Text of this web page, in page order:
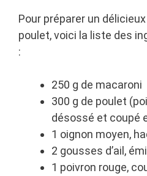
Pour préparer un
poulet, voici la liste des
:
250 g de macaroni
300 g de poulet
désossé et coupé
1 oignon moyen,
2 gousses d’ail,
1 poivron rouge,